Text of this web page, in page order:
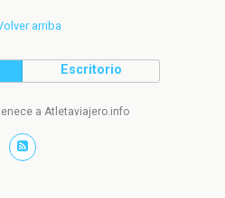
arriba
Escritorio
a Atletaviajero.info